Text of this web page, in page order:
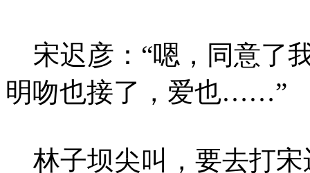
宋迟彦：“嗯，同意了
明吻也接了，爱也……”
林子坝尖叫，要去打宋